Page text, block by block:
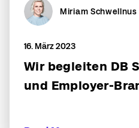
Miriam Schwellnus
16. März 2023
Wir begleiten DB
und Employer-